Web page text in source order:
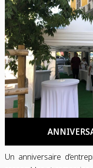
Un anniversaire